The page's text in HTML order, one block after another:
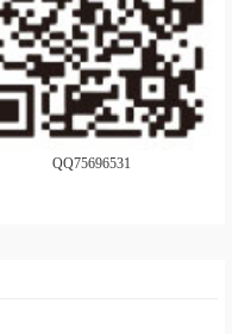
QQ75696531